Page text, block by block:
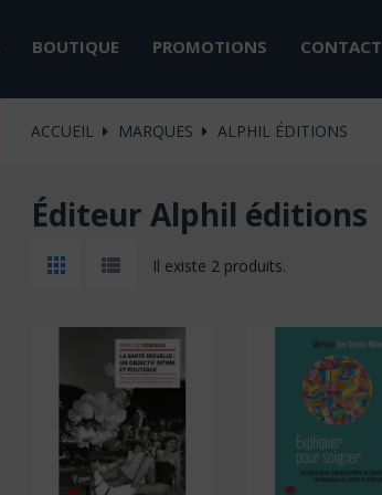
BOUTIQUE PROMOTIONS CONTACT
ACCUEIL MARQUES ALPHIL ÉDITIONS
Éditeur Alphil éditions
Il existe 2 produits.